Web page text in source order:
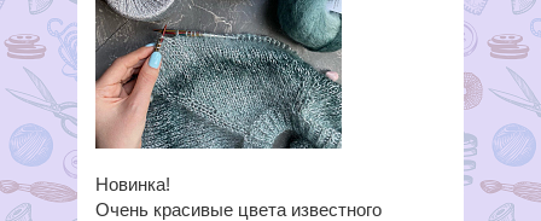
Новинка!
Очень красивые цвета известного